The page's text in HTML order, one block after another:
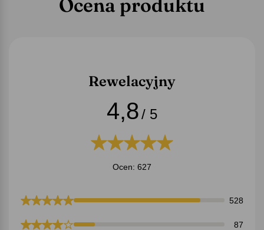
Ocena produktu
Rewelacyjny
4,8/ 5
Ocen: 627
528
87